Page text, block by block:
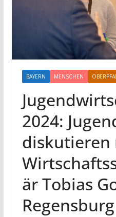
BAYERN MENSCHEN
2024:
diskutieren
är Tobias
Regensburg